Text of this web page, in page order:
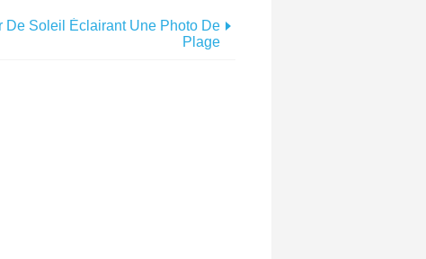
De Soleil Éclairant Une Photo De
Plage